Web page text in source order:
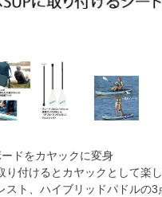
ドをカヤックに変身
付けるとカヤックとして楽
ト、ハイブリッドパドルの3